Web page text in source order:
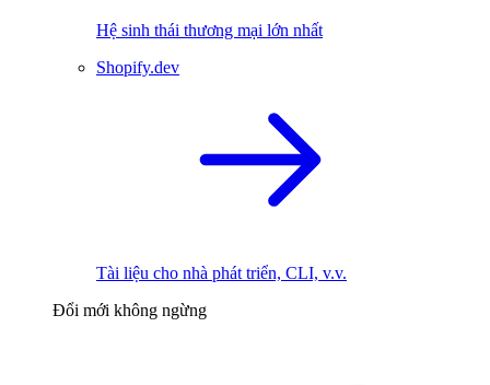
Hệ sinh thái thương mại lớn nhất
Shopify.dev
Tài liệu cho nhà phát triển, CLI, v.v.
Đổi mới không ngừng